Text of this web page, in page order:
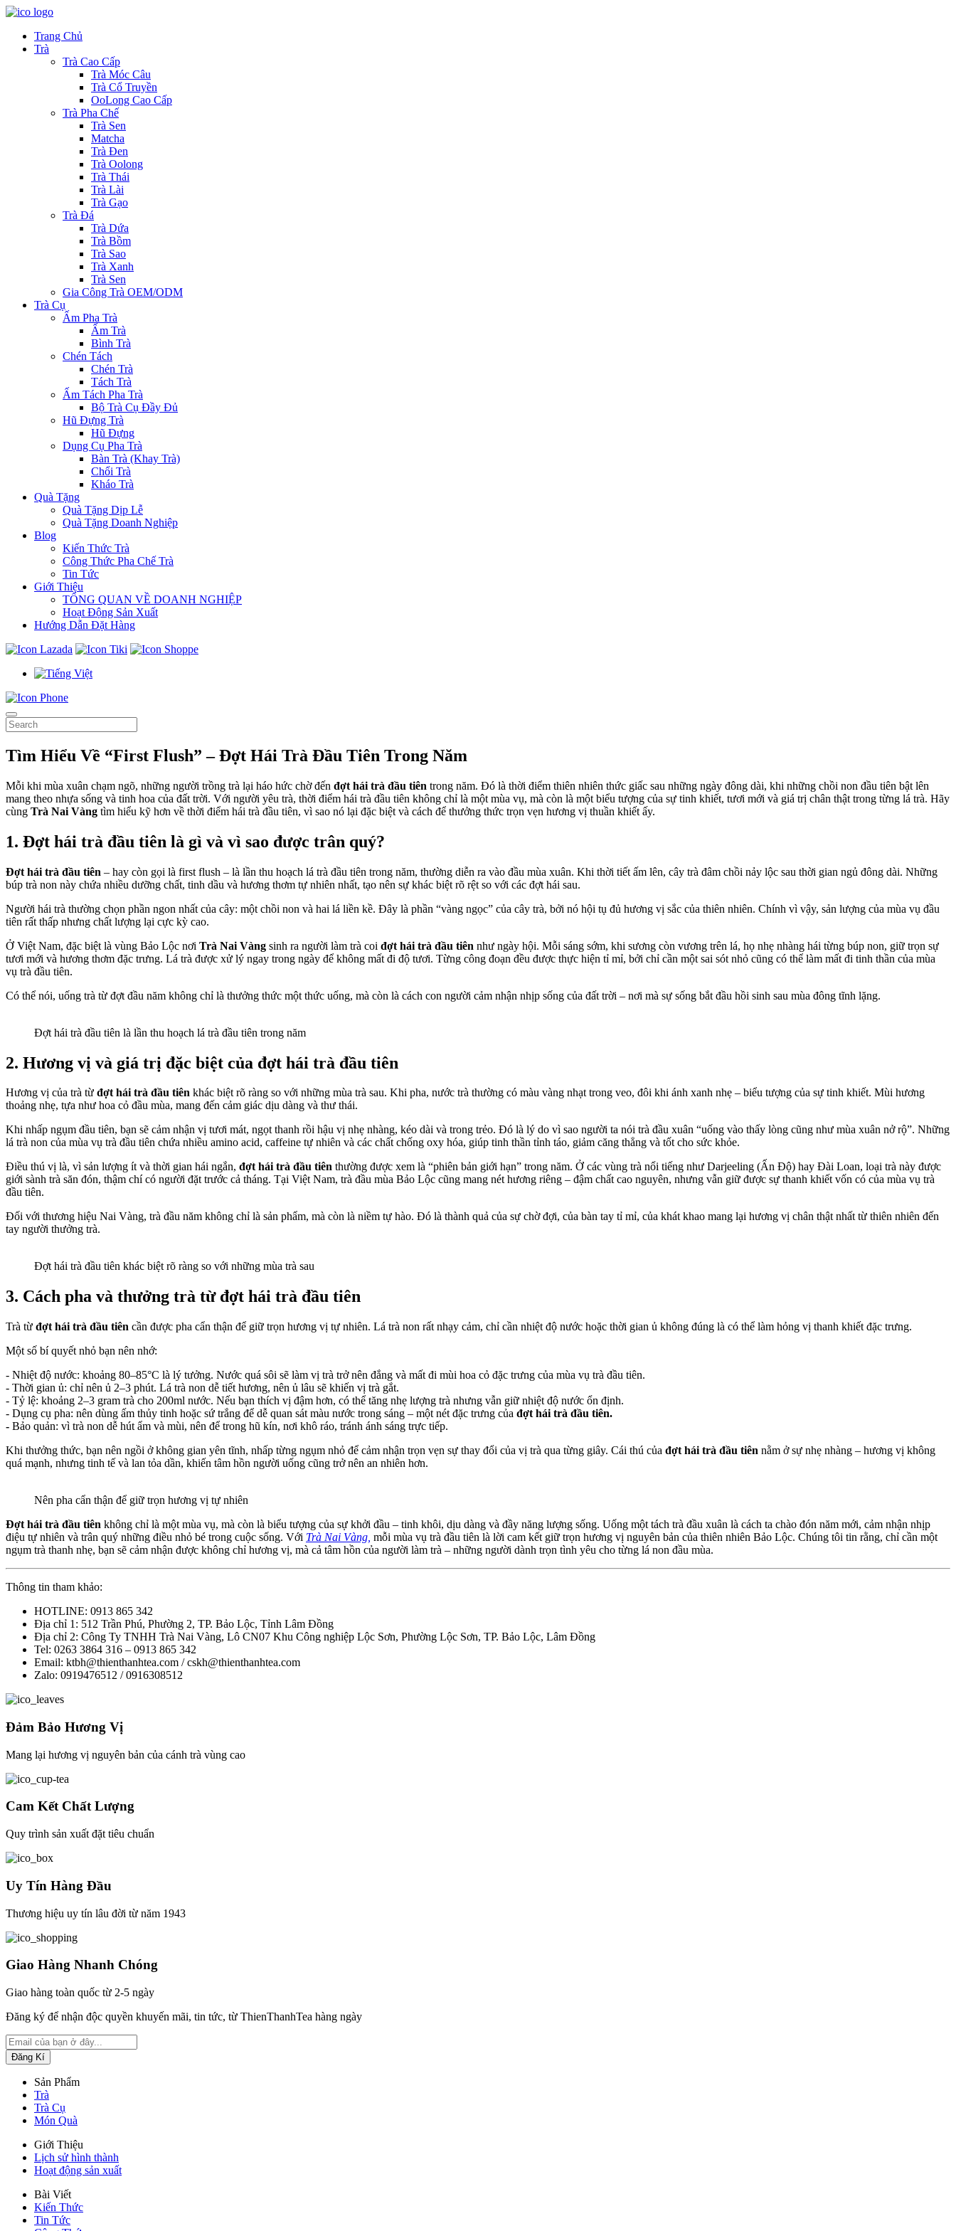
Trang Chủ
Trà
Trà Cao Cấp
Trà Móc Câu
Trà Cổ Truyền
OoLong Cao Cấp
Trà Pha Chế
Trà Sen
Matcha
Trà Đen
Trà Oolong
Trà Thái
Trà Lài
Trà Gạo
Trà Đá
Trà Dứa
Trà Bồm
Trà Sao
Trà Xanh
Trà Sen
Gia Công Trà OEM/ODM
Trà Cụ
Ấm Pha Trà
Ấm Trà
Bình Trà
Chén Tách
Chén Trà
Tách Trà
Ấm Tách Pha Trà
Bộ Trà Cụ Đầy Đủ
Hũ Đựng Trà
Hũ Đựng
Dụng Cụ Pha Trà
Bàn Trà (Khay Trà)
Chổi Trà
Kháo Trà
Quà Tặng
Quà Tặng Dịp Lễ
Quà Tặng Doanh Nghiệp
Blog
Kiến Thức Trà
Công Thức Pha Chế Trà
Tin Tức
Giới Thiệu
TỔNG QUAN VỀ DOANH NGHIỆP
Hoạt Động Sản Xuất
Hướng Dẫn Đặt Hàng
Tìm Hiểu Về “First Flush” – Đợt Hái Trà Đầu Tiên Trong Năm
Mỗi khi mùa xuân chạm ngõ, những người trồng trà lại háo hức chờ đến đợt hái trà đầu tiên trong năm. Đó là thời điểm thiên nhiên thức giấc sau những ngày đông dài, khi những chồi non đầu tiên bật lên
mang theo nhựa sống và tinh hoa của đất trời. Với người yêu trà, thời điểm hái trà đầu tiên không chỉ là một mùa vụ, mà còn là một biểu tượng của sự tinh khiết, tươi mới và giá trị chân thật trong từng lá trà. Hãy
cùng Trà Nai Vàng tìm hiểu kỹ hơn về thời điểm hái trà đầu tiên, vì sao nó lại đặc biệt và cách để thưởng thức trọn vẹn hương vị thuần khiết ấy.
1. Đợt hái trà đầu tiên là gì và vì sao được trân quý?
Đợt hái trà đầu tiên – hay còn gọi là first flush – là lần thu hoạch lá trà đầu tiên trong năm, thường diễn ra vào đầu mùa xuân. Khi thời tiết ấm lên, cây trà đâm chồi nảy lộc sau thời gian ngủ đông dài. Những
búp trà non này chứa nhiều dưỡng chất, tinh dầu và hương thơm tự nhiên nhất, tạo nên sự khác biệt rõ rệt so với các đợt hái sau.
Người hái trà thường chọn phần ngon nhất của cây: một chồi non và hai lá liền kề. Đây là phần “vàng ngọc” của cây trà, bởi nó hội tụ đủ hương vị sắc của thiên nhiên. Chính vì vậy, sản lượng của mùa vụ đầu
tiên rất thấp nhưng chất lượng lại cực kỳ cao.
Ở Việt Nam, đặc biệt là vùng Bảo Lộc nơi Trà Nai Vàng sinh ra người làm trà coi đợt hái trà đầu tiên như ngày hội. Mỗi sáng sớm, khi sương còn vương trên lá, họ nhẹ nhàng hái từng búp non, giữ trọn sự
tươi mới và hương thơm đặc trưng. Lá trà được xử lý ngay trong ngày để không mất đi độ tươi. Từng công đoạn đều được thực hiện tỉ mỉ, bởi chỉ cần một sai sót nhỏ cũng có thể làm mất đi tinh thần của mùa
vụ trà đầu tiên.
Có thể nói, uống trà từ đợt đầu năm không chỉ là thưởng thức một thức uống, mà còn là cách con người cảm nhận nhịp sống của đất trời – nơi mà sự sống bắt đầu hồi sinh sau mùa đông tĩnh lặng.
Đợt hái trà đầu tiên là lần thu hoạch lá trà đầu tiên trong năm
2. Hương vị và giá trị đặc biệt của đợt hái trà đầu tiên
Hương vị của trà từ đợt hái trà đầu tiên khác biệt rõ ràng so với những mùa trà sau. Khi pha, nước trà thường có màu vàng nhạt trong veo, đôi khi ánh xanh nhẹ – biểu tượng của sự tinh khiết. Mùi hương
thoảng nhẹ, tựa như hoa cỏ đầu mùa, mang đến cảm giác dịu dàng và thư thái.
Khi nhấp ngụm đầu tiên, bạn sẽ cảm nhận vị tươi mát, ngọt thanh rồi hậu vị nhẹ nhàng, kéo dài và trong trẻo. Đó là lý do vì sao người ta nói trà đầu xuân “uống vào thấy lòng cũng như mùa xuân nở rộ”. Những
lá trà non của mùa vụ trà đầu tiên chứa nhiều amino acid, caffeine tự nhiên và các chất chống oxy hóa, giúp tinh thần tỉnh táo, giảm căng thẳng và tốt cho sức khỏe.
Điều thú vị là, vì sản lượng ít và thời gian hái ngắn, đợt hái trà đầu tiên thường được xem là “phiên bản giới hạn” trong năm. Ở các vùng trà nổi tiếng như Darjeeling (Ấn Độ) hay Đài Loan, loại trà này được
giới sành trà săn đón, thậm chí có người đặt trước cả tháng. Tại Việt Nam, trà đầu mùa Bảo Lộc cũng mang nét hương riêng – đậm chất cao nguyên, nhưng vẫn giữ được sự thanh khiết vốn có của mùa vụ trà
đầu tiên.
Đối với thương hiệu Nai Vàng, trà đầu năm không chỉ là sản phẩm, mà còn là niềm tự hào. Đó là thành quả của sự chờ đợi, của bàn tay tỉ mỉ, của khát khao mang lại hương vị chân thật nhất từ thiên nhiên đến
tay người thưởng trà.
Đợt hái trà đầu tiên khác biệt rõ ràng so với những mùa trà sau
3. Cách pha và thưởng trà từ đợt hái trà đầu tiên
Trà từ đợt hái trà đầu tiên cần được pha cẩn thận để giữ trọn hương vị tự nhiên. Lá trà non rất nhạy cảm, chỉ cần nhiệt độ nước hoặc thời gian ủ không đúng là có thể làm hỏng vị thanh khiết đặc trưng.
Một số bí quyết nhỏ bạn nên nhớ:
- Nhiệt độ nước: khoảng 80–85°C là lý tưởng. Nước quá sôi sẽ làm vị trà trở nên đắng và mất đi mùi hoa cỏ đặc trưng của mùa vụ trà đầu tiên.
- Thời gian ủ: chỉ nên ủ 2–3 phút. Lá trà non dễ tiết hương, nên ủ lâu sẽ khiến vị trà gắt.
- Tỷ lệ: khoảng 2–3 gram trà cho 200ml nước. Nếu bạn thích vị đậm hơn, có thể tăng nhẹ lượng trà nhưng vẫn giữ nhiệt độ nước ổn định.
- Dụng cụ pha: nên dùng ấm thủy tinh hoặc sứ trắng để dễ quan sát màu nước trong sáng – một nét đặc trưng của đợt hái trà đầu tiên.
- Bảo quản: vì trà non dễ hút ẩm và mùi, nên để trong hũ kín, nơi khô ráo, tránh ánh sáng trực tiếp.
Khi thưởng thức, bạn nên ngồi ở không gian yên tĩnh, nhấp từng ngụm nhỏ để cảm nhận trọn vẹn sự thay đổi của vị trà qua từng giây. Cái thú của đợt hái trà đầu tiên nằm ở sự nhẹ nhàng – hương vị không
quá mạnh, nhưng tinh tế và lan tỏa dần, khiến tâm hồn người uống cũng trở nên an nhiên hơn.
Nên pha cẩn thận để giữ trọn hương vị tự nhiên
Đợt hái trà đầu tiên không chỉ là một mùa vụ, mà còn là biểu tượng của sự khởi đầu – tinh khôi, dịu dàng và đầy năng lượng sống. Uống một tách trà đầu xuân là cách ta chào đón năm mới, cảm nhận nhịp
điệu tự nhiên và trân quý những điều nhỏ bé trong cuộc sống. Với Trà Nai Vàng, mỗi mùa vụ trà đầu tiên là lời cam kết giữ trọn hương vị nguyên bản của thiên nhiên Bảo Lộc. Chúng tôi tin rằng, chỉ cần một
ngụm trà thanh nhẹ, bạn sẽ cảm nhận được không chỉ hương vị, mà cả tâm hồn của người làm trà – những người dành trọn tình yêu cho từng lá non đầu mùa.
Thông tin tham khảo:
HOTLINE: 0913 865 342
Địa chỉ 1: 512 Trần Phú, Phường 2, TP. Bảo Lộc, Tỉnh Lâm Đồng
Địa chỉ 2: Công Ty TNHH Trà Nai Vàng, Lô CN07 Khu Công nghiệp Lộc Sơn, Phường Lộc Sơn, TP. Bảo Lộc, Lâm Đồng
Tel: 0263 3864 316 – 0913 865 342
Email: ktbh@thienthanhtea.com / cskh@thienthanhtea.com
Zalo: 0919476512 / 0916308512
Đảm Bảo Hương Vị
Mang lại hương vị nguyên bản của cánh trà vùng cao
Cam Kết Chất Lượng
Quy trình sản xuất đặt tiêu chuẩn
Uy Tín Hàng Đầu
Thương hiệu uy tín lâu đời từ năm 1943
Giao Hàng Nhanh Chóng
Giao hàng toàn quốc từ 2-5 ngày
Đăng ký để nhận độc quyền khuyến mãi, tin tức, từ ThienThanhTea hàng ngày
Sản Phẩm
Trà
Trà Cụ
Món Quà
Giới Thiệu
Lịch sử hình thành
Hoạt động sản xuất
Bài Viết
Kiến Thức
Tin Tức